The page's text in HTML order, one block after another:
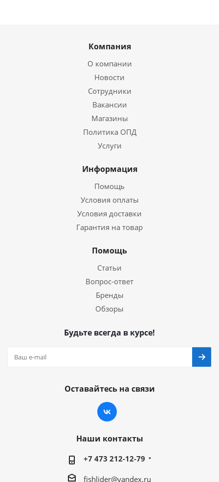
Компания
О компании
Новости
Сотрудники
Вакансии
Магазины
Политика ОПД
Услуги
Информация
Помощь
Условия оплаты
Условия доставки
Гарантия на товар
Помощь
Статьи
Вопрос-ответ
Бренды
Обзоры
Будьте всегда в курсе!
Оставайтесь на связи
Наши контакты
+7 473 212-12-79
fishlider@yandex.ru